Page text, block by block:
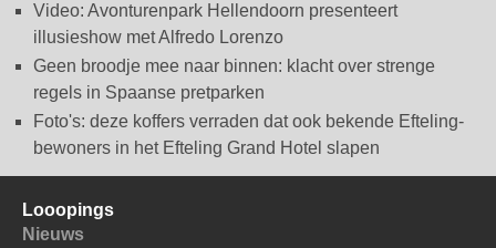
Video: Avonturenpark Hellendoorn presenteert
illusieshow met Alfredo Lorenzo
Geen broodje mee naar binnen: klacht over strenge
regels in Spaanse pretparken
Foto's: deze koffers verraden dat ook bekende Efteling-
bewoners in het Efteling Grand Hotel slapen
Looopings
Nieuws